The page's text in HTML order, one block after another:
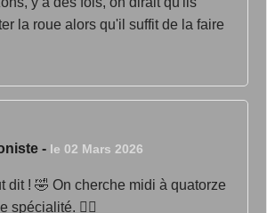
la roue alors qu'il suffit de la faire
- le 02 Mars 2026
dit ! 🤣 On cherche midi à quatorze
spécialité. 🤦‍♂️